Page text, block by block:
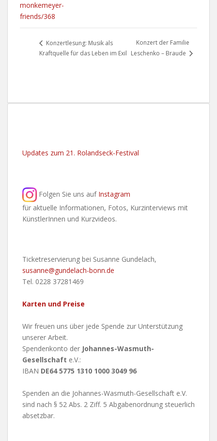
monkemeyer-
friends/368
Konzertlesung: Musik als
Kraftquelle für das Leben im Exil
Konzert der Familie
Leschenko – Braude
Updates zum 21. Rolandseck-Festival
Folgen Sie uns auf Instagram
für aktuelle Informationen, Fotos, Kurzinterviews mit
KünstlerInnen und Kurzvideos.
Ticketreservierung bei Susanne Gundelach,
susanne@gundelach-bonn.de
Tel. 0228 37281469
Karten und Preise
Wir freuen uns über jede Spende zur Unterstützung
unserer Arbeit.
Spendenkonto der Johannes-Wasmuth-
Gesellschaft e.V.:
IBAN DE64 5775 1310 1000 3049 96
Spenden an die Johannes-Wasmuth-Gesellschaft e.V.
sind nach § 52 Abs. 2 Ziff. 5 Abgabenordnung steuerlich
absetzbar.